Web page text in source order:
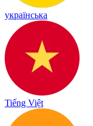
українська
Tiếng Việt